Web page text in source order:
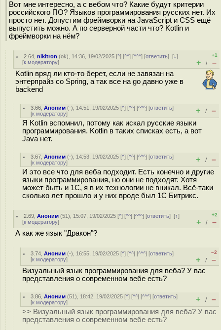
Вот мне интересно, а с вебом что? Какие будут критерии
российского ПО? Языков программирования русских нет. Их
просто нет. Допустим фреймворки на JavaScript и CSS ещё
выпустить можно. А по серверной части что? Kotlin и
фреймворки на нём?
2.64 ,nikitron (ok), 14:36, 19/02/2025 [^] [^^] [^^^] [ответить][↓]
[к модератору]
+1
+ / –
Kotlin вряд ли кто-то берет, если не завязан на
энтерпрайз со Spring, а так все на go давно уже в
backend
3.66 ,Аноним (-), 14:51, 19/02/2025 [^] [^^] [^^^] [ответить]
[к модератору] + / –
Я Kotlin вспомнил, потому как искал русские языки
программирования. Kotlin в таких списках есть, а вот
Java нет.
3.67 ,Аноним (-), 14:53, 19/02/2025 [^] [^^] [^^^] [ответить]
[к модератору] + / –
И это все что для веба подходит. Есть конечно и другие
языки программирования, но они не подходят. Хотя
может быть и 1С, я в их технологии не вникал. Всё-таки
сколько лет прошло и у них вроде был 1С Битрикс.
2.69 ,Аноним (51), 15:07, 19/02/2025 [^] [^^] [^^^] [ответить][↑]
[к модератору]
+2
+ / –
А как же язык "Дракон"?
3.74 ,Аноним (-), 16:55, 19/02/2025 [^] [^^] [^^^] [ответить]
[к модератору]
–2
+ / –
Визуальный язык программирования для веба? У вас
представления о современном вебе есть?
3.86 ,Аноним (51), 18:42, 19/02/2025 [^] [^^] [^^^] [ответить]
[к модератору] + / –
>> Визуальный язык программирования для веба? У вас
представления о современном вебе есть?